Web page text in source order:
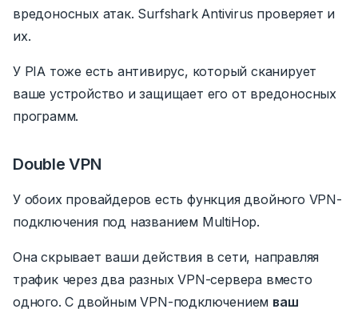
вредоносных атак. Surfshark Antivirus проверяет и
их.
У PIA тоже есть антивирус, который сканирует
ваше устройство и защищает его от вредоносных
программ.
Double VPN
У обоих провайдеров есть функция двойного VPN-
подключения под названием MultiHop.
Она скрывает ваши действия в сети, направляя
трафик через два разных VPN-сервера вместо
одного. С двойным VPN-подключением ваш